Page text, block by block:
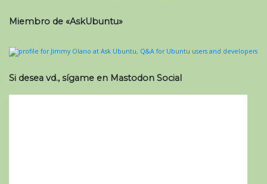
Miembro de «AskUbuntu»
Si desea vd., sígame en Mastodon Social